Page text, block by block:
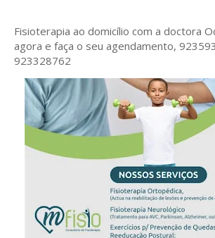
Fisioterapia ao domicílio com a doctora
agora e faça o seu agendamento,
923328762